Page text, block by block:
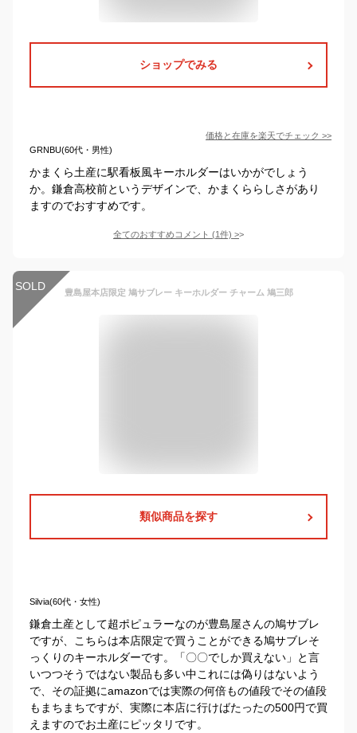
ショップでみる
価格と在庫を楽天でチェック >>
GRNBU(60代・男性)
かまくら土産に駅看板風キーホルダーはいかがでしょう
か。鎌倉高校前というデザインで、かまくららしさがあり
ますのでおすすめです。
全てのおすすめコメント (1件) >
SOLD 豊島屋本店限定 鳩サブレー キーホルダー チャーム 鳩三郎
類似商品を探す
Silvia(60代・女性)
鎌倉土産として超ポピュラーなのが豊島屋さんの鳩サブレ
ですが、こちらは本店限定で買うことができる鳩サブレそ
っくりのキーホルダーです。「〇〇でしか買えない」と言
いつつそうではない製品も多い中これには偽りはないよう
で、その証拠にamazonでは実際の何倍もの値段でその値段
もまちまちですが、実際に本店に行けばたったの500円で買
えますのでお土産にピッタリです。